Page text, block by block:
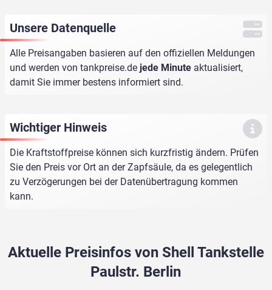
Unsere Datenquelle
Alle Preisangaben basieren auf den offiziellen Meldungen
und werden von tankpreise.de jede Minute aktualisiert,
damit Sie immer bestens informiert sind.
Wichtiger Hinweis
Die Kraftstoffpreise können sich kurzfristig ändern. Prüfen
Sie den Preis vor Ort an der Zapfsäule, da es gelegentlich
zu Verzögerungen bei der Datenübertragung kommen
kann.
Aktuelle Preisinfos von Shell Tankstelle
Paulstr. Berlin